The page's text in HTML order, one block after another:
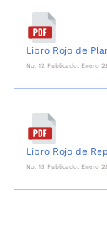
Libro Rojo de
No. 12 Publicado: Enero
Libro Rojo de
No. 13 Publicado: Enero